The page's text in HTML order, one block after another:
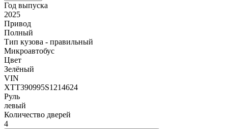
Год выпуска
2025
Привод
Полный
Тип кузова - правильный
Микроавтобус
Цвет
Зелёный
VIN
XTT390995S1214624
Руль
левый
Количество дверей
4